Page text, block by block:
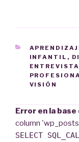
INFANTIL ,
ENTREVISTA
VISIÓN
Error en la
column
SELECT